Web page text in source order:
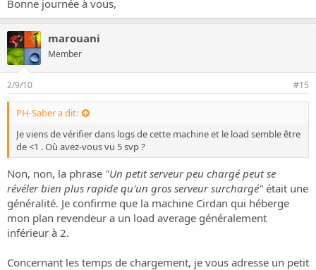
Bonne journée à vous,
marouani
Member
2/9/10 #15
PH-Saber a dit:
Je viens de vérifier dans logs de cette machine et le load semble être
de <1 . Où avez-vous vu 5 svp ?
Non, non, la phrase "Un petit serveur peu chargé peut se
révéler bien plus rapide qu'un gros serveur surchargé" était une
généralité. Je confirme que la machine Cirdan qui héberge
mon plan revendeur a un load average généralement
inférieur à 2.
Concernant les temps de chargement, je vous adresse un petit